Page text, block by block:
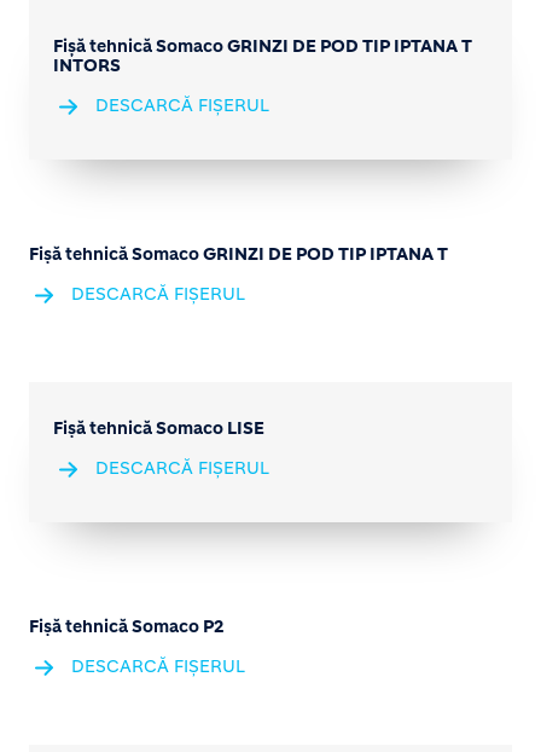
Fișă tehnică Somaco GRINZI DE POD TIP IPTANA T
INTORS
DESCARCĂ FIȘERUL
Fișă tehnică Somaco GRINZI DE POD TIP IPTANA T
DESCARCĂ FIȘERUL
Fișă tehnică Somaco LISE
DESCARCĂ FIȘERUL
Fișă tehnică Somaco P2
DESCARCĂ FIȘERUL